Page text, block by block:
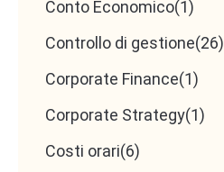
Conto Economico(1)
Controllo di gestione(26)
Corporate Finance(1)
Corporate Strategy(1)
Costi orari(6)